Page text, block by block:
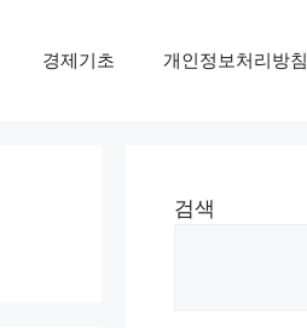
경제기초 개인정보처리방침
검색